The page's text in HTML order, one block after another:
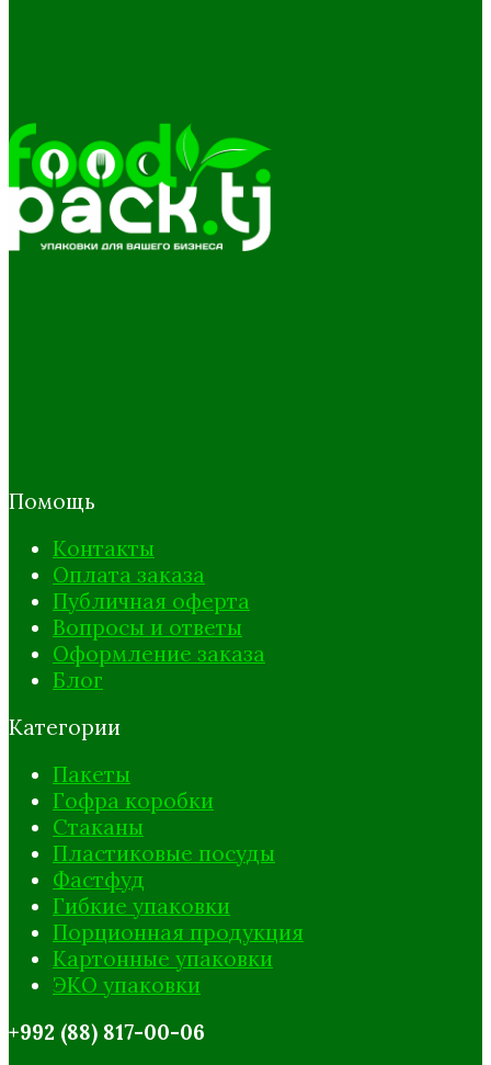
Помощь
Контакты
Оплата заказа
Публичная оферта
Вопросы и ответы
Оформление заказа
Блог
Категории
Пакеты
Гофра коробки
Стаканы
Пластиковые посуды
Фастфуд
Гибкие упаковки
Порционная продукция
Картонные упаковки
ЭКО упаковки
+992 (88) 817-00-06